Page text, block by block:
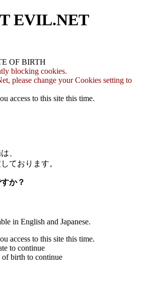
EVIL.NET
OF BIRTH
blocking cookies.
please change your Cookies setting to
access to this site this time.
、
ております。
か？
in English and Japanese.
access to this site this time.
to continue
of birth to continue